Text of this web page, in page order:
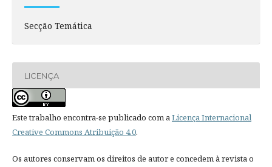
Secção Temática
LICENÇA
Este trabalho encontra-se publicado com aLicença Internacional
Creative Commons Atribuição 4.0.
Os autores conservam os direitos de autor e concedem à revista o